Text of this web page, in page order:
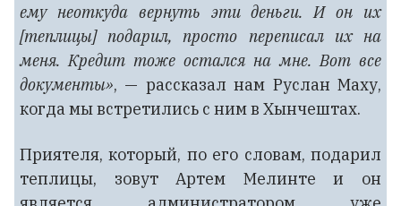
ему неоткуда вернуть эти деньги. И он их
[теплицы] подарил, просто переписал их на
меня. Кредит тоже остался на мне. Вот все
документы», — рассказал нам Руслан Маху,
когда мы встретились с ним в Хынчештах.
Приятеля, который, по его словам, подарил
теплицы, зовут Артем Мелинте и он